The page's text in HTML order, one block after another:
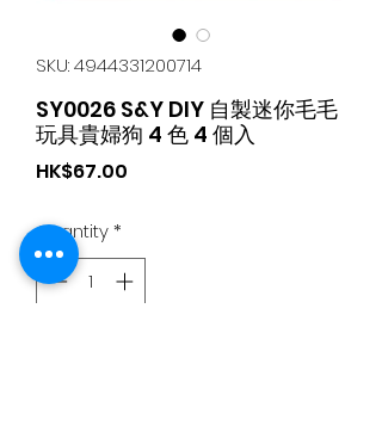
SKU: 4944331200714
SY0026 S&Y DIY 自製迷你毛毛
玩具貴婦狗 4 色 4 個入
HK$67.00
Quantity*